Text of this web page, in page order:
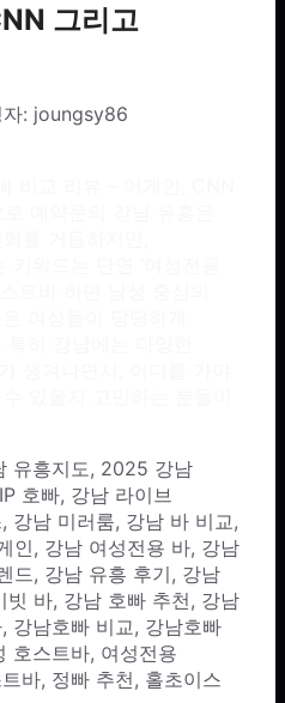
그리고
: joungsy86
유흥지도, 2025 강남
호빠, 강남 라이브
, 강남 미러룸, 강남 바 비교,
인, 강남 여성전용 바, 강남
드, 강남 유흥 후기, 강남
빗 바, 강남 호빠 추천, 강남
, 강남호빠 비교, 강남호빠
호스트바, 여성전용
바, 정빠 추천, 홀초이스